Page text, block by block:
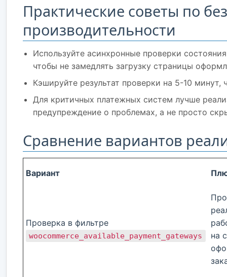
Практические советы по
производительности
Используйте асинхронные проверки
чтобы не замедлять загрузку страницы
Кэшируйте результат проверки на 5-10 минут,
Для критичных платежных систем лучше
предупреждение о проблемах, а не просто
Сравнение вариантов
Вариант
Проверка в фильтре
woocommerce_available_payment_gateways
на